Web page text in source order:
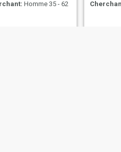
Homme 35 - 62